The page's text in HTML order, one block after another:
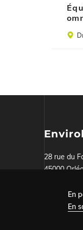
28 rue du
45000
En
En